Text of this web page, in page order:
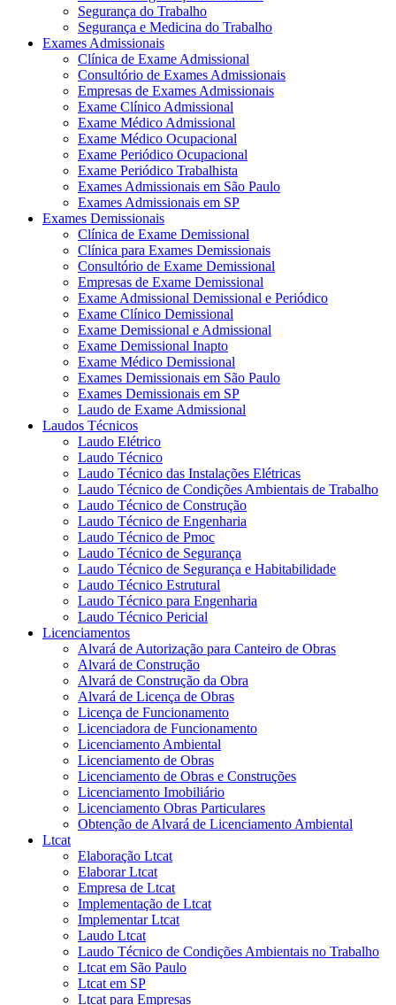
Segurança do Trabalho
Segurança e Medicina do Trabalho
Exames Admissionais
Clínica de Exame Admissional
Consultório de Exames Admissionais
Empresas de Exames Admissionais
Exame Clínico Admissional
Exame Médico Admissional
Exame Médico Ocupacional
Exame Periódico Ocupacional
Exame Periódico Trabalhista
Exames Admissionais em São Paulo
Exames Admissionais em SP
Exames Demissionais
Clínica de Exame Demissional
Clínica para Exames Demissionais
Consultório de Exame Demissional
Empresas de Exame Demissional
Exame Admissional Demissional e Periódico
Exame Clínico Demissional
Exame Demissional e Admissional
Exame Demissional Inapto
Exame Médico Demissional
Exames Demissionais em São Paulo
Exames Demissionais em SP
Laudo de Exame Admissional
Laudos Técnicos
Laudo Elétrico
Laudo Técnico
Laudo Técnico das Instalações Elétricas
Laudo Técnico de Condições Ambientais de Trabalho
Laudo Técnico de Construção
Laudo Técnico de Engenharia
Laudo Técnico de Pmoc
Laudo Técnico de Segurança
Laudo Técnico de Segurança e Habitabilidade
Laudo Técnico Estrutural
Laudo Técnico para Engenharia
Laudo Técnico Pericial
Licenciamentos
Alvará de Autorização para Canteiro de Obras
Alvará de Construção
Alvará de Construção da Obra
Alvará de Licença de Obras
Licença de Funcionamento
Licenciadora de Funcionamento
Licenciamento Ambiental
Licenciamento de Obras
Licenciamento de Obras e Construções
Licenciamento Imobiliário
Licenciamento Obras Particulares
Obtenção de Alvará de Licenciamento Ambiental
Ltcat
Elaboração Ltcat
Elaborar Ltcat
Empresa de Ltcat
Implementação de Ltcat
Implementar Ltcat
Laudo Ltcat
Laudo Técnico de Condições Ambientais no Trabalho
Ltcat em São Paulo
Ltcat em SP
Ltcat para Empresas